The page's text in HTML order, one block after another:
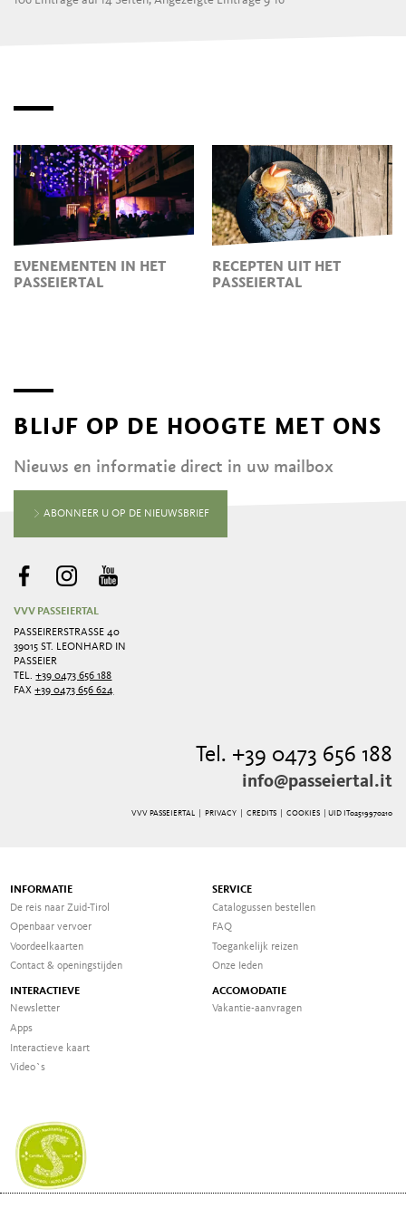
EVENEMENTEN IN HET
PASSEIERTAL
RECEPTEN UIT HET
PASSEIERTAL
BLIJF OP DE HOOGTE MET ONS
Nieuws en informatie direct in uw mailbox
ABONNEER U OP DE NIEUWSBRIEF
VVV PASSEIERTAL
PASSEIRERSTRASSE 40
39015 ST. LEONHARD IN
PASSEIER
TEL.+39 0473 656 188
FAX+39 0473 656 624
Tel. +39 0473 656 188
info@passeiertal.it
VVV PASSEIERTAL | PRIVACY| CREDITS| COOKIES | UID IT02519970210
INFORMATIE
De reis naar Zuid-Tirol
Openbaar vervoer
Voordeelkaarten
Contact & openingstijden
SERVICE
Catalogussen bestellen
FAQ
Toegankelijk reizen
Onze Ieden
INTERACTIEVE
Newsletter
Apps
Interactieve kaart
Video`s
ACCOMODATIE
Vakantie-aanvragen